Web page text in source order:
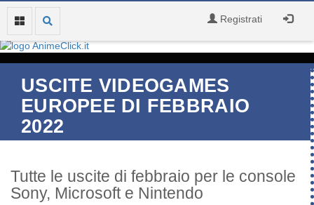
Registrati
USCITE VIDEOGAMES
EUROPEE DI FEBBRAIO
2022
Tutte le uscite di febbraio per le console
Sony, Microsoft e Nintendo